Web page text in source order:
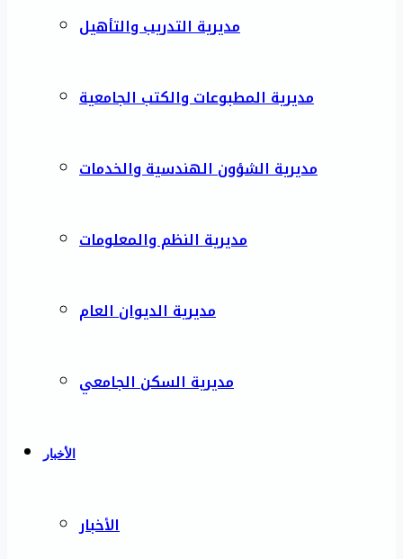
مديرية التدريب والتأهيل
مديرية المطبوعات والكتب الجامعية
مديرية الشؤون الهندسية والخدمات
مديرية النظم والمعلومات
مديرية الديوان العام
مديرية السكن الجامعي
الأخبار
الأخبار